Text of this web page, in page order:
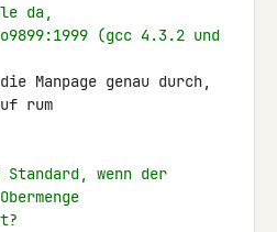
da,
(gcc 4.3.2 und
Manpage genau durch,
rum
wenn der
Obermenge